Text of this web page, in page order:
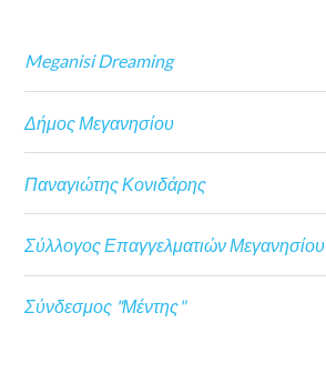
Meganisi Dreaming
Δήμος Μεγανησίου
Παναγιώτης Κονιδάρης
Σύλλογος Επαγγελματιών Μεγανησίου
Σύνδεσμος "Μέντης"